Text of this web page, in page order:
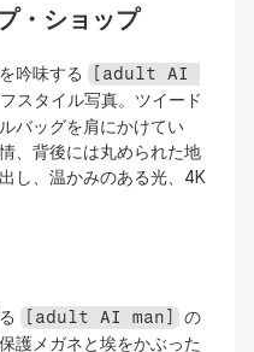
・ショップ
吟味する
[adult AI
スタイル写真。ツイード
バッグを肩にかけてい
、背後には丸められた地
し、温かみのある光、4K
[adult AI man] の
護メガネと埃をかぶった